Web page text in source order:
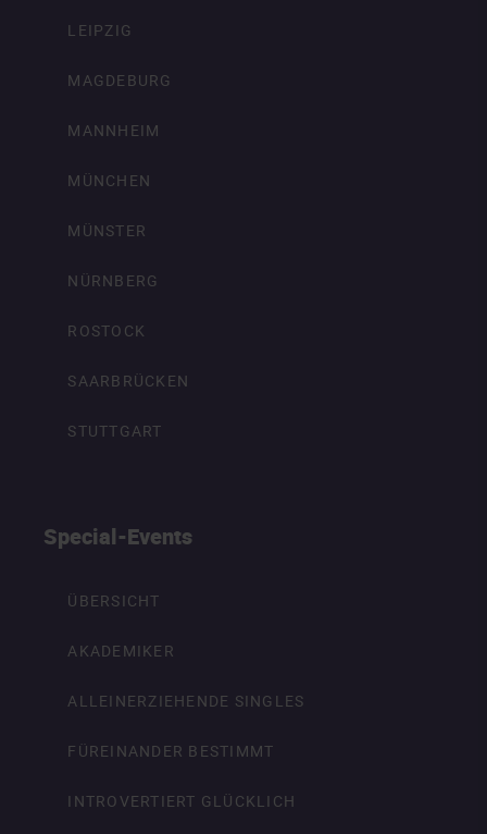
LEIPZIG
MAGDEBURG
MANNHEIM
MÜNCHEN
MÜNSTER
NÜRNBERG
ROSTOCK
SAARBRÜCKEN
STUTTGART
Special-Events
ÜBERSICHT
AKADEMIKER
ALLEINERZIEHENDE SINGLES
FÜREINANDER BESTIMMT
INTROVERTIERT GLÜCKLICH